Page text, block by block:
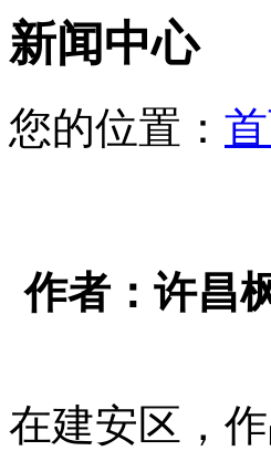
新闻中心
您的位置：
作者：许昌
在建安区，